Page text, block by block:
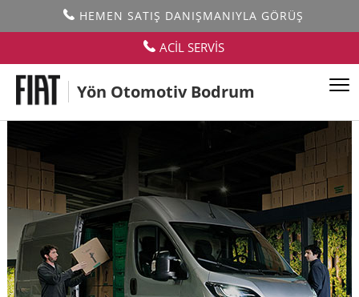
HEMEN SATIŞ DANIŞMANIYLA GÖRÜŞ
ACİL SERVİS
Yön Otomotiv Bodrum